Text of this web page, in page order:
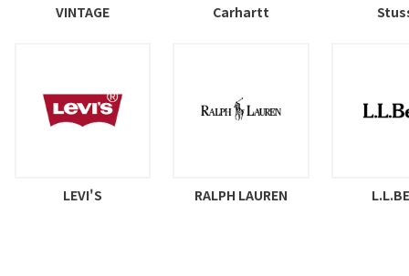
VINTAGE Carhartt
LEVI'S RALPH LAUREN